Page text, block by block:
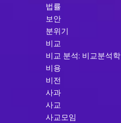
법률
보안
분위기
비교
비교 분석: 비교분석학
비용
비전
사과
사교
사교모임